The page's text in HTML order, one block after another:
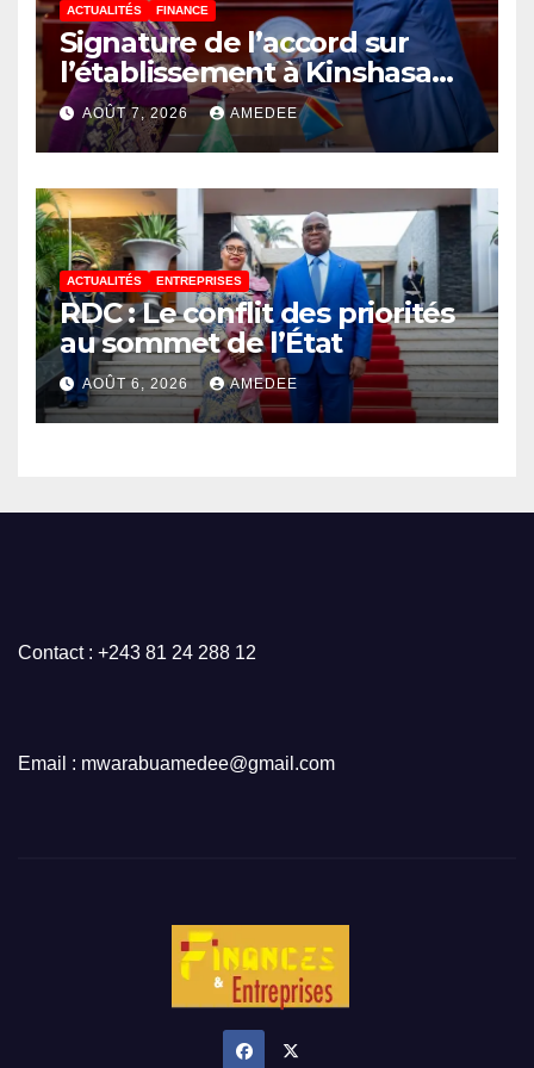
ACTUALITÉS FINANCE
Signature de l’accord sur
l’établissement à Kinshasa
du bureau-pays de l’Agence
de développement de
l’Union africaine–Nouveau
Partenariat pour le
développement de l’Afrique
(AUDA-NEPAD)
AOÛT 7, 2026 AMEDEE
ACTUALITÉS ENTREPRISES
RDC : Le conflit des priorités
au sommet de l’État
AOÛT 6, 2026 AMEDEE
Contact : +243 81 24 288 12
Email : mwarabuamedee@gmail.com